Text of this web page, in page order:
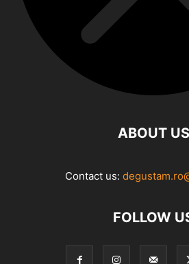
ABOUT US
Contact us:
FOLLOW